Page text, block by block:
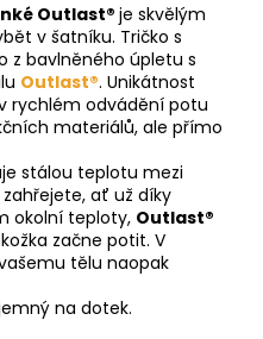
Outlast® je skvělým
v šatníku. Tričko s
z bavlněného úpletu s
Outlast®. Unikátnost
rychlém odvádění potu
materiálů, ale přímo
stálou teplotu mezi
ať už díky
okolní teploty, Outlast®
začne potit. V
tělu naopak
na dotek.